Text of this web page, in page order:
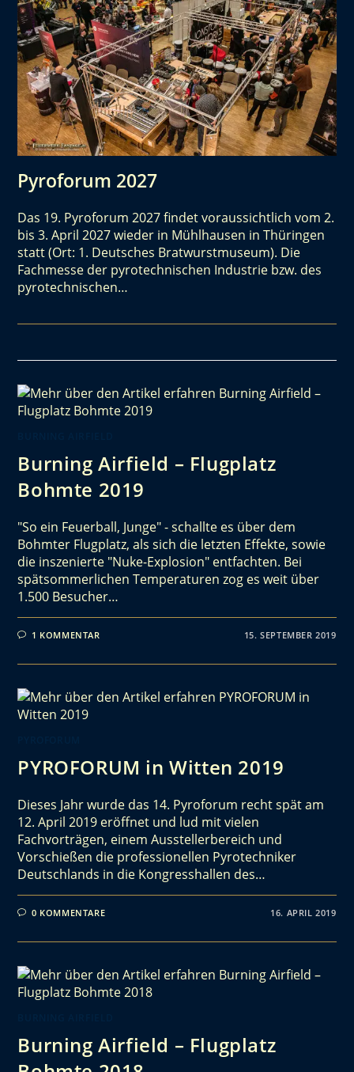
Pyroforum 2027
Das 19. Pyroforum 2027 findet voraussichtlich vom 2.
bis 3. April 2027 wieder in Mühlhausen in Thüringen
statt (Ort: 1. Deutsches Bratwurstmuseum). Die
Fachmesse der pyrotechnischen Industrie bzw. des
pyrotechnischen…
Burning Airfield – Flugplatz
Bohmte 2019
"So ein Feuerball, Junge" - schallte es über dem
Bohmter Flugplatz, als sich die letzten Effekte, sowie
die inszenierte "Nuke-Explosion" entfachten. Bei
spätsommerlichen Temperaturen zog es weit über
1.500 Besucher…
1 KOMMENTAR 15. SEPTEMBER 2019
PYROFORUM in Witten 2019
Dieses Jahr wurde das 14. Pyroforum recht spät am
12. April 2019 eröffnet und lud mit vielen
Fachvorträgen, einem Ausstellerbereich und
Vorschießen die professionellen Pyrotechniker
Deutschlands in die Kongresshallen des…
0 KOMMENTARE 16. APRIL 2019
Burning Airfield – Flugplatz